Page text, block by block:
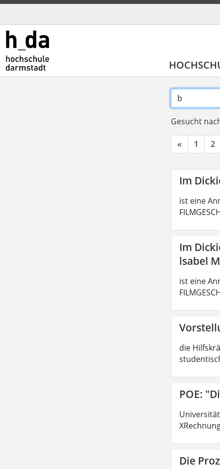
Gesucht
« 1 2
Im
ist eine
Im
lsabel
ist eine
die
POE:
Die